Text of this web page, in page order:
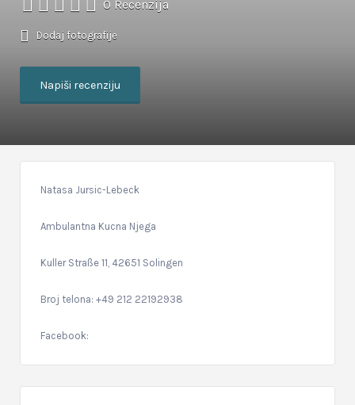
0 Recenzija
Dodaj fotografije
Napiši recenziju
Natasa Jursic-Lebeck
Ambulantna Kucna Njega
Kuller Straße 11, 42651 Solingen
Broj telona: +49 212 22192938
Facebook: